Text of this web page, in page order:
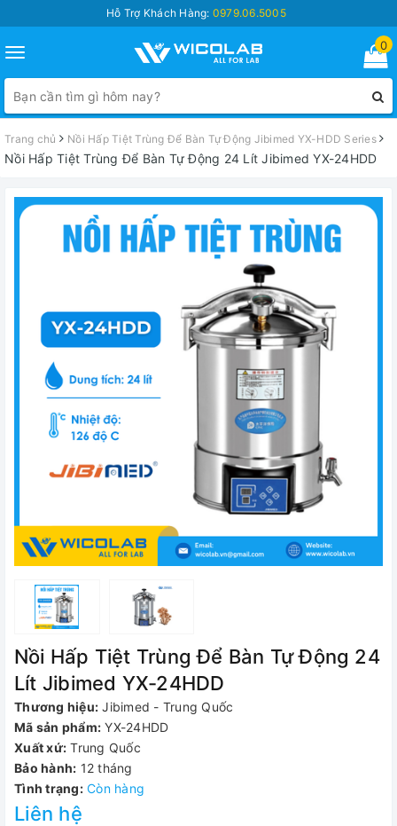
Hỗ Trợ Khách Hàng: 0979.06.5005
Toggle
navigation
0
Trang chủ Nồi Hấp Tiệt Trùng Để Bàn Tự Động Jibimed YX-HDD Series
Nồi Hấp Tiệt Trùng Để Bàn Tự Động 24 Lít Jibimed YX-24HDD
Nồi Hấp Tiệt Trùng Để Bàn Tự Động 24
Lít Jibimed YX-24HDD
Thương hiệu: Jibimed - Trung Quốc
Mã sản phẩm: YX-24HDD
Xuất xứ: Trung Quốc
Bảo hành: 12 tháng
Tình trạng: Còn hàng
Liên hệ